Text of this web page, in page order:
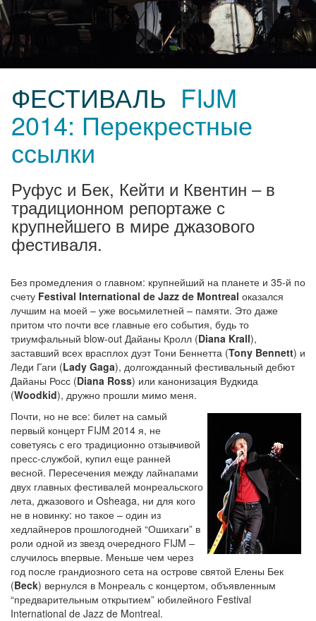
ФЕСТИВАЛЬ FIJM
2014: Перекрестные
ссылки
Руфус и Бек, Кейти и Квентин – в
традиционном репортаже с
крупнейшего в мире джазового
фестиваля.
Без промедления о главном: крупнейший на планете и 35-й по
счету Festival International de Jazz de Montreal оказался
лучшим на моей – уже восьмилетней – памяти. Это даже
притом что почти все главные его события, будь то
триумфальный blow-out Дайаны Кролл (Diana Krall),
заставший всех врасплох дуэт Тони Беннетта (Tony Bennett) и
Леди Гаги (Lady Gaga), долгожданный фестивальный дебют
Дайаны Росс (Diana Ross) или канонизация Вудкида
(Woodkid), дружно прошли мимо меня.
Почти, но не все: билет на самый
первый концерт FIJM 2014 я, не
советуясь с его традиционно отзывчивой
пресс-службой, купил еще ранней
весной. Пересечения между лайнапами
двух главных фестивалей монреальского
лета, джазового и Osheaga, ни для кого
не в новинку: но такое – один из
хедлайнеров прошлогодней “Ошихаги” в
роли одной из звезд очередного FIJM –
случилось впервые. Меньше чем через
год после грандиозного сета на острове святой Елены Бек
(Beck) вернулся в Монреаль с концертом, объявленным
“предварительным открытием” юбилейного Festival
International de Jazz de Montreal.